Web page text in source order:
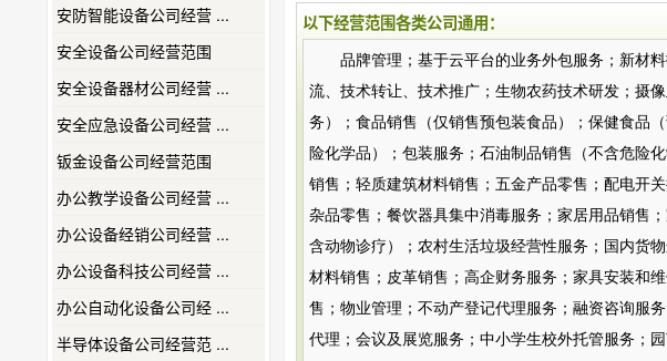
安防智能设备公司经营 ...
安全设备公司经营范围
安全设备器材公司经营 ...
安全应急设备公司经营 ...
钣金设备公司经营范围
办公教学设备公司经营 ...
办公设备经销公司经营 ...
办公设备科技公司经营 ...
办公自动化设备公司经 ...
半导体设备公司经营范 ...
以下经营范围各类公司通用：
品牌管理；基于云平台的业务外包服务；新材
流、技术转让、技术推广；生物农药技术研发；摄
务）；食品销售（仅销售预包装食品）；保健食品
险化学品）；包装服务；石油制品销售（不含危险
销售；轻质建筑材料销售；五金产品零售；配电开
杂品零售；餐饮器具集中消毒服务；家居用品销售
含动物诊疗）；农村生活垃圾经营性服务；国内货
材料销售；皮革销售；高企财务服务；家具安装和
售；物业管理；不动产登记代理服务；融资咨询服
代理；会议及展览服务；中小学生校外托管服务；